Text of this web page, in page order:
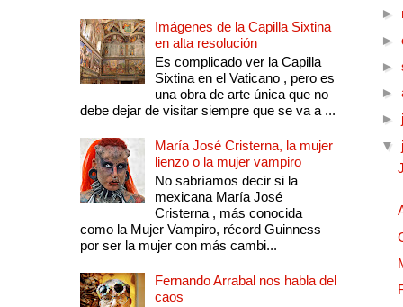
Imágenes de la Capilla Sixtina
en alta resolución
Es complicado ver la Capilla
Sixtina en el Vaticano , pero es
una obra de arte única que no
debe dejar de visitar siempre que se va a ...
María José Cristerna, la mujer
lienzo o la mujer vampiro
No sabríamos decir si la
mexicana María José
Cristerna , más conocida
como la Mujer Vampiro, récord Guinness
por ser la mujer con más cambi...
Fernando Arrabal nos habla del
caos
►
►
►
►
►
▼